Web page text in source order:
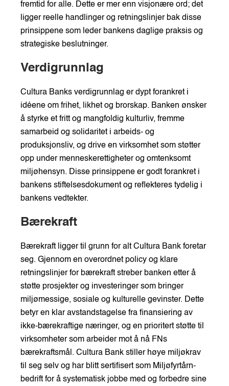
fremtid for alle. Dette er mer enn visjonære ord; det
ligger reelle handlinger og retningslinjer bak disse
prinsippene som leder bankens daglige praksis og
strategiske beslutninger.
Verdigrunnlag
Cultura Banks verdigrunnlag er dypt forankret i
idéene om frihet, likhet og brorskap. Banken ønsker
å styrke et fritt og mangfoldig kulturliv, fremme
samarbeid og solidaritet i arbeids- og
produksjonsliv, og drive en virksomhet som støtter
opp under menneskerettigheter og omtenksomt
miljøhensyn. Disse prinsippene er godt forankret i
bankens stiftelsesdokument og reflekteres tydelig i
bankens vedtekter.
Bærekraft
Bærekraft ligger til grunn for alt Cultura Bank foretar
seg. Gjennom en overordnet policy og klare
retningslinjer for bærekraft streber banken etter å
støtte prosjekter og investeringer som bringer
miljømessige, sosiale og kulturelle gevinster. Dette
betyr en klar avstandstagelse fra finansiering av
ikke-bærekraftige næringer, og en prioritert støtte til
virksomheter som arbeider mot å nå FNs
bærekraftsmål. Cultura Bank stiller høye miljøkrav
til seg selv og har blitt sertifisert som Miljøfyrtårn-
bedrift for å systematisk jobbe med og forbedre sine